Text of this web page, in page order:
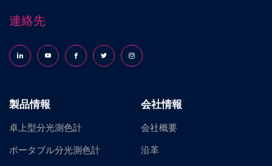
連絡先
Follow us on LinkedInFollow us on YouTubeFollow us on Facebook
Follow us on X (formerly Twitter)
Follow us on Instagram
製品情報
卓上型分光測色計
ポータブル分光測色計
会社情報
会社概要
沿革